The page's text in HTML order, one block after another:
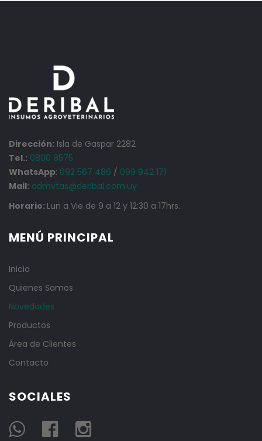
Dirección: Isla de Gaspar 2282
Tel.: 0800 8575
WhatsApp: 092 567 486 / 099 942 171
Mail: admvtas@deribal.com.uy
Horario: Lun a Vie de 9 a 12 y 12:30 a 17hrs.
MENÚ PRINCIPAL
Inicio
Quienes Somos
Novedades
Productos
Área de Clientes
Contacto
SOCIALES